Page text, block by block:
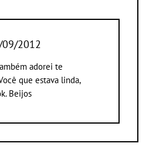
09/2012
adorei te
que estava linda,
Beijos